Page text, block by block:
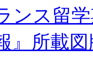
ンス留
』所載